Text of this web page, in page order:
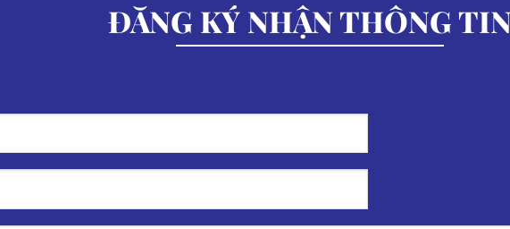
ĐĂNG KÝ NHẬN THÔNG